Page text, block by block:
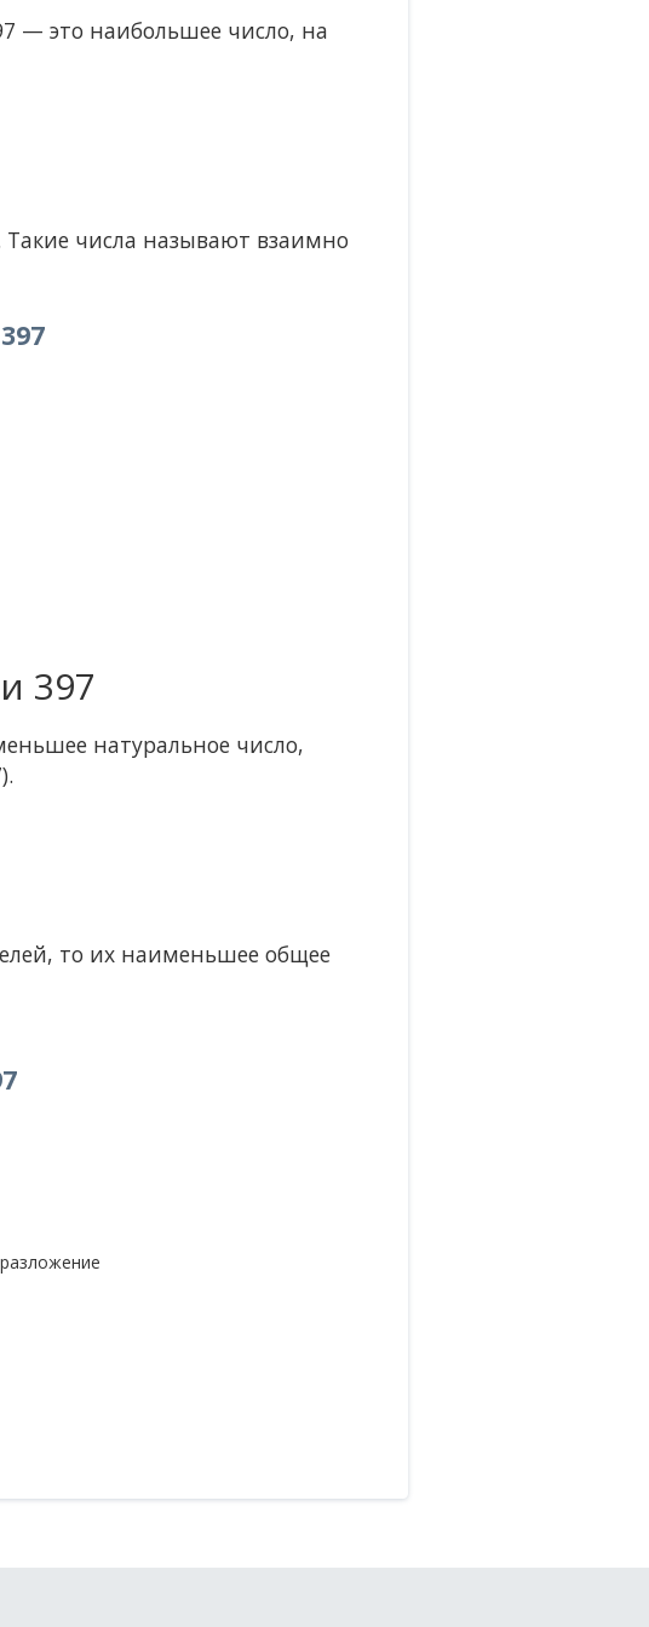
— это наибольшее число, на
числа называют взаимно
397
натуральное число,
то их наименьшее общее